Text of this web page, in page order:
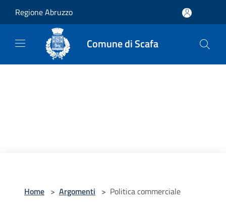
Regione Abruzzo
Comune di Scafa
Home > Argomenti > Politica commerciale